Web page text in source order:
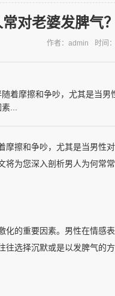
常对老婆发脾气
作者：admin 时间
着摩擦和争吵，尤其是当
...
摩擦和争吵，尤其是当男性
将为您深入剖析男人为何常
化的重要因素。男性在情感
往选择沉默或是以发脾气的